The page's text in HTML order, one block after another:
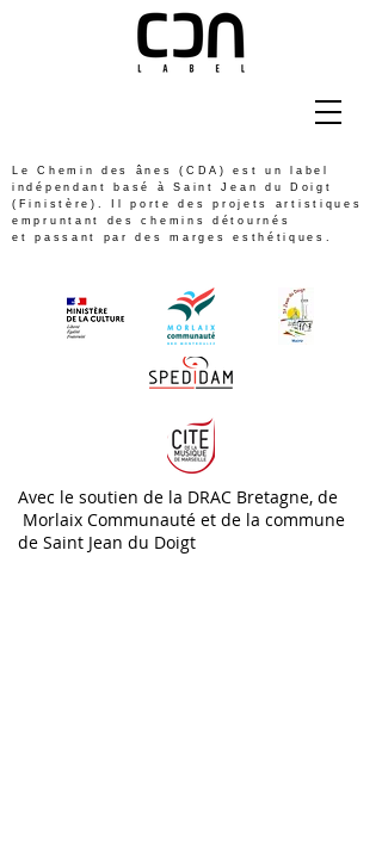
Le Chemin des ânes (CDA) est un label
indépendant basé à Saint Jean du Doigt
(Finistère). Il porte des projets artistiques
empruntant des chemins détournés
et passant par des marges esthétiques.
Avec le soutien de la DRAC Bretagne, de
Morlaix Communauté et de la commune
de Saint Jean du Doigt